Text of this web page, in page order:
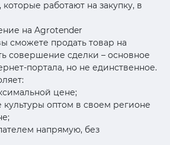
работают на закупку, в
на Agrotender
сможете продать товар на
совершение сделки – основное
портала, но не единственное.
цене;
культуры оптом в своем регионе
напрямую, без